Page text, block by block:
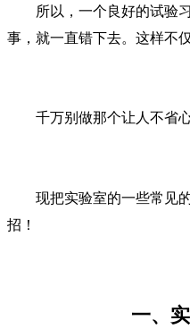
所以，一个良好的试验习
事，就一直错下去。这样不
千万别做那个让人不省心
现把实验室的一些常见的
招！
一、